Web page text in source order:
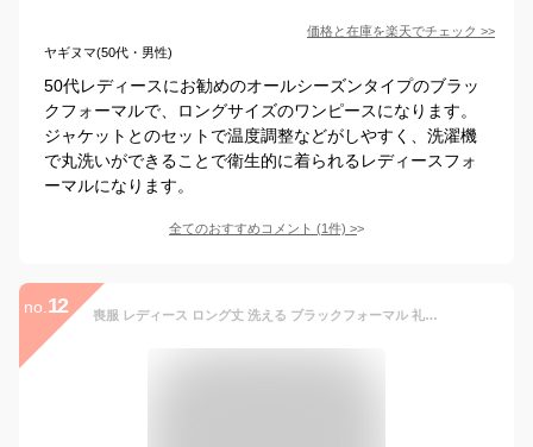
価格と在庫を楽天でチェック >>
ヤギヌマ(50代・男性)
50代レディースにお勧めのオールシーズンタイプのブラッ
クフォーマルで、ロングサイズのワンピースになります。
ジャケットとのセットで温度調整などがしやすく、洗濯機
で丸洗いができることで衛生的に着られるレディースフォ
ーマルになります。
全てのおすすめコメント (1件) >
no. 12 喪服 レディース ロング丈 洗える ブラックフォーマル 礼服 前開き トールサイズ 大きいサイズ 喪主 親族 お葬式 通夜 法事 冠婚葬祭 初七日 四十九日 卒業式 小学校 中学校 高校 おしゃれ 30代/40代/50代/60代 即日発送